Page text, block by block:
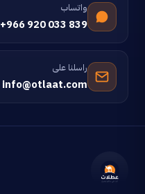
واتساب
+966 920 033 839
راسلنا على
info@otlaat.com